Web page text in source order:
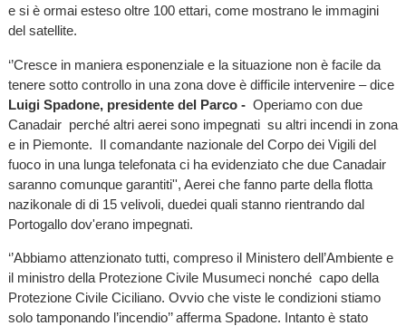
e si è ormai esteso oltre 100 ettari, come mostrano le immagini
del satellite.
‘’Cresce in maniera esponenziale e la situazione non è facile da
tenere sotto controllo in una zona dove è difficile intervenire – dice
Luigi Spadone, presidente del Parco - Operiamo con due
Canadair perché altri aerei sono impegnati su altri incendi in zona
e in Piemonte. Il comandante nazionale del Corpo dei Vigili del
fuoco in una lunga telefonata ci ha evidenziato che due Canadair
saranno comunque garantiti'', Aerei che fanno parte della flotta
nazikonale di di 15 velivoli, duedei quali stanno rientrando dal
Portogallo dov'erano impegnati.
‘’Abbiamo attenzionato tutti, compreso il Ministero dell’Ambiente e
il ministro della Protezione Civile Musumeci nonché capo della
Protezione Civile Ciciliano. Ovvio che viste le condizioni stiamo
solo tamponando l’incendio’’ afferma Spadone. Intanto è stato